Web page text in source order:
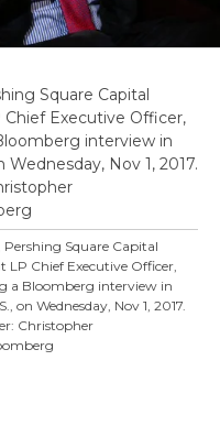
Square Capital
Executive Officer,
interview in
Wednesday, Nov 1, 2017.
Square Capital
LP Chief Executive Officer,
a Bloomberg interview in
on Wednesday, Nov 1, 2017.
Christopher